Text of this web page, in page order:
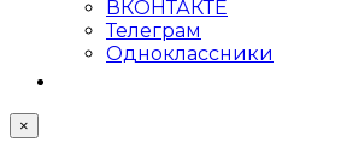
ВКОНТАКТЕ
Телеграм
Одноклассники
×